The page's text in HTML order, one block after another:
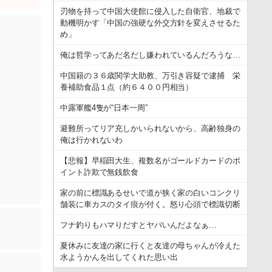
刃物を持って中国大使館に侵入した自衛官、地裁で
動機明かす「中国の強硬な外交方針を変えさせるた
め」
俺は哲学ってあだ名だし嫌われているんだろうな…
中国籍の３６歳関学大助教、万引き容疑で逮捕 栄
養補助食品１点（約６４００円相当）
中露軍艦4隻が“日本一周”
避難所ってリア充しかいられないから、高齢独身の
俺は行かれないわ
【悲報】早稲田大生、複数名がゴールドカードのポ
イント詐欺で無銭飲食
家の前に標識あるせいで道が狭く家の白いコンクリ
舗装に車カスのタイ痕が付く。怒り心頭で標識切断
フナ釣りもハマりだすとヤバいんだよなぁ…
夏休みに友達の家に行くと友達の母ちゃんが冷えた
水ようかんを出してくれた思い出